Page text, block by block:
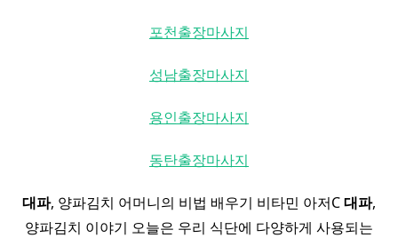
포천출장마사지
성남출장마사지
용인출장마사지
동탄출장마사지
대파, 양파김치 어머니의 비법 배우기 비타민 아저C대파,
양파김치 이야기 오늘은 우리 식단에 다양하게 사용되는